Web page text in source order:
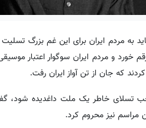
مردم ایران برای این غم بزرگ تسلیت
و مردم ایران سوگوار اعتبار
که جان از تن آواز ایران رفت.
تسلای خاطر یک ملت داغدیده شود،
مراسم نیز محروم کرد.